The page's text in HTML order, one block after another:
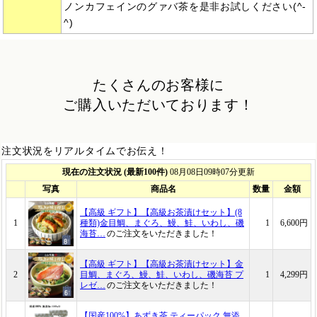
ノンカフェインのグァバ茶を是非お試しください(^-
^)
たくさんのお客様に
ご購入いただいております！
注文状況をリアルタイムでお伝え！